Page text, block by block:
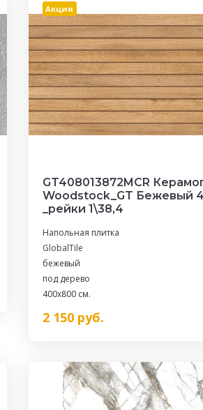
Акция
GT408013872MCR
Woodstock_GT Бежевый
_рейки 1\38,4
Напольная плитка
GlobalTile
бежевый
под дерево
400x800 см.
2 150руб.